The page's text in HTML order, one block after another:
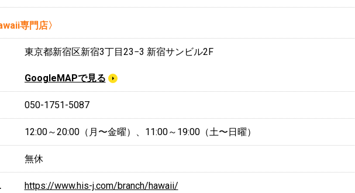
専門店〉
東京都新宿区新宿3丁目23−3 新宿サンビル2F
GoogleMAPで見る
050-1751-5087
12:00～20:00（月〜金曜）、11:00～19:00（土〜日曜）
無休
https://www.his-j.com/branch/hawaii/